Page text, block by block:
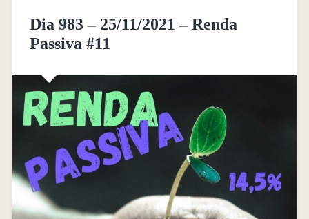
Dia 983 – 25/11/2021 – Renda
Passiva #11